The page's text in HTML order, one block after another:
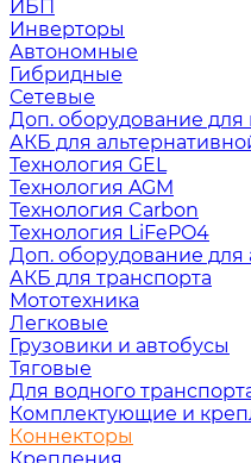
ИБП
Инверторы
Автономные
Гибридные
Сетевые
Доп. оборудование для
АКБ для
Технология GEL
Технология AGM
Технология Carbon
Технология LiFePO4
Доп. оборудование для
АКБ для транспорта
Мототехника
Легковые
Грузовики и автобусы
Тяговые
Для водного
Комплектующие и
Коннекторы